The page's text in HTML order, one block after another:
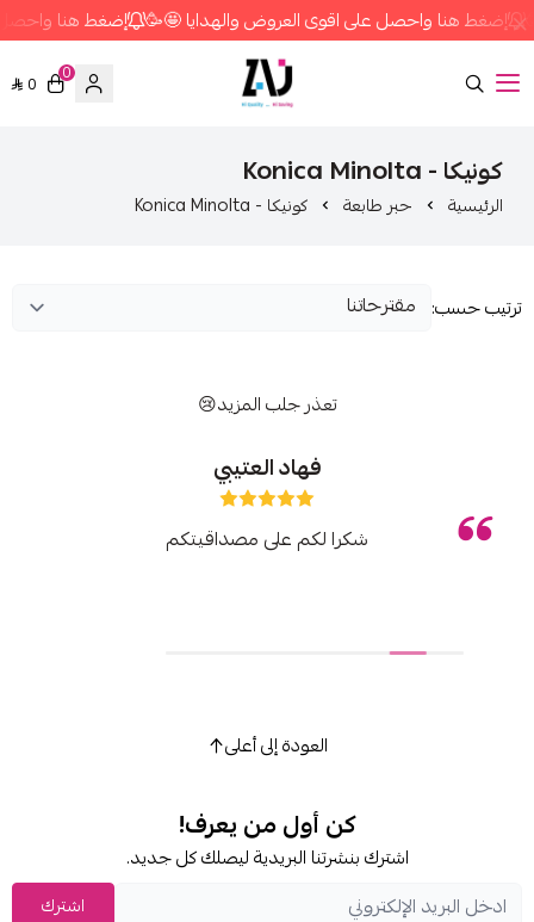
إضغط هنا واحصل على اقوى العروض والهدايا 🤩🥳 إضغط هنا واحصل
متجر زاج ستور
0
0
كونيكا - Konica Minolta
الرئيسية حبر طابعة كونيكا - Konica Minolta
ترتيب حسب:
تعذر جلب المزيد😢
فهاد العتيبي
شكرا لكم على مصداقيتكم
العودة إلى أعلى
كن أول من يعرف!
اشترك بنشرتنا البريدية ليصلك كل جديد.
اشترك